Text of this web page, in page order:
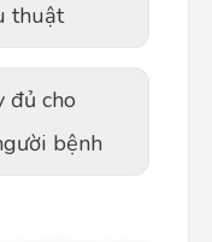
thuật
đủ cho
bệnh